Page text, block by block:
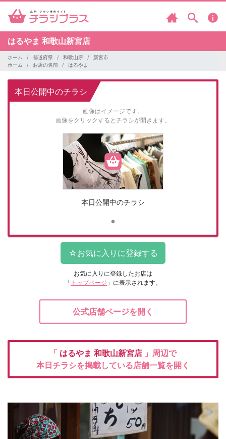
はるやま 和歌山新宮店
ホーム 都道府県 和歌山県
新宮市
ホーム
お店の名前 はるやま
本日公開中のチラシ
画像はイメージです。
画像をクリックするとチラシが開きます。
本日公開中のチラシ
お気に入りに登録したお店は
「 トップページ 」に表示されます。
公式店舗ページを開く
「 はるやま 和歌山新宮店 」周辺で
本日チラシを掲載している店舗一覧を開く